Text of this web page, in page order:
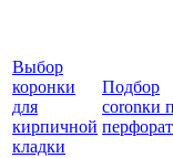
Выбор
коронки
для
кирпичной
кладки
Подбор
coronки